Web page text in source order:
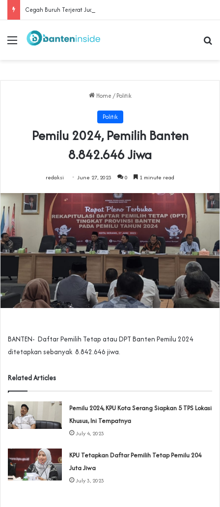
Menu
Home / Politik
Politik
Pemilu 2024, Pemilih Banten
8.842.646 Jiwa
redaksi June 27, 2023 0 1 minute read
BANTEN- Daftar Pemilih Tetap atau DPT Banten Pemilu 2024
ditetapkan sebanyak 8.842.646 jiwa.
Related Articles
Pemilu 2024, KPU Kota Serang Siapkan 5 TPS Lokasi
Khusus, Ini Tempatnya
July 4, 2023
KPU Tetapkan Daftar Pemilih Tetap Pemilu 204
Juta Jiwa
July 3, 2023